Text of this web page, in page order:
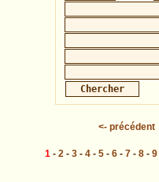
<- précédent
1 - 2 - 3 - 4 - 5 - 6 - 7 - 8 - 9